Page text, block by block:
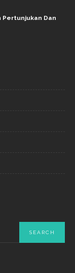
Pertunjukan Dan